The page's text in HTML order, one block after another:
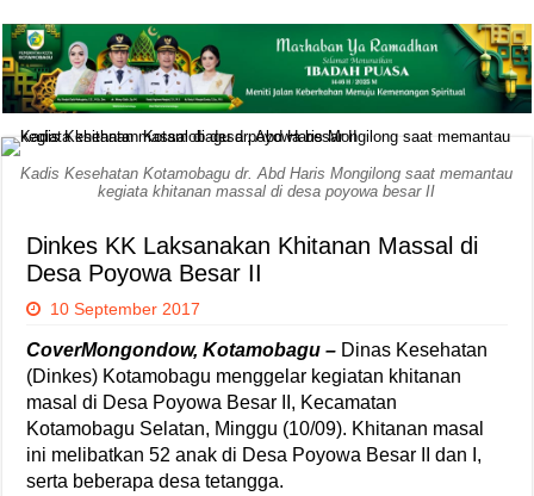
Kadis Kesehatan Kotamobagu dr. Abd Haris Mongilong saat memantau
kegiata khitanan massal di desa poyowa besar II
Dinkes KK Laksanakan Khitanan Massal di
Desa Poyowa Besar II
10 September 2017
CoverMongondow, Kotamobagu – Dinas Kesehatan
(Dinkes) Kotamobagu menggelar kegiatan khitanan
masal di Desa Poyowa Besar II, Kecamatan
Kotamobagu Selatan, Minggu (10/09). Khitanan masal
ini melibatkan 52 anak di Desa Poyowa Besar II dan I,
serta beberapa desa tetangga.